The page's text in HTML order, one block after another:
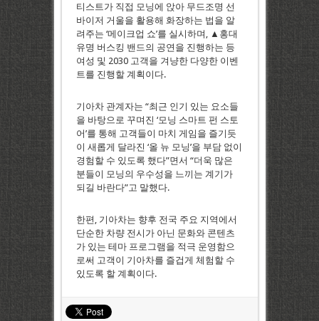
티스트가 직접 모닝에 앉아 무드조명 선
바이저 거울을 활용해 화장하는 법을 알
려주는 ‘메이크업 쇼’를 실시하며, ▲홍대
유명 버스킹 밴드의 공연을 진행하는 등
여성 및 2030 고객을 겨냥한 다양한 이벤
트를 진행할 계획이다.
기아차 관계자는 “최근 인기 있는 요소들
을 바탕으로 꾸며진 ‘모닝 스마트 펀 스토
어’를 통해 고객들이 마치 게임을 즐기듯
이 새롭게 달라진 ‘올 뉴 모닝’을 부담 없이
경험할 수 있도록 했다”면서 “더욱 많은
분들이 모닝의 우수성을 느끼는 계기가
되길 바란다”고 말했다.
한편, 기아차는 향후 전국 주요 지역에서
단순한 차량 전시가 아닌 문화와 콘텐츠
가 있는 테마 프로그램을 적극 운영함으
로써 고객이 기아차를 즐겁게 체험할 수
있도록 할 계획이다.